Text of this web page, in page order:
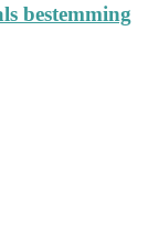
bestemming